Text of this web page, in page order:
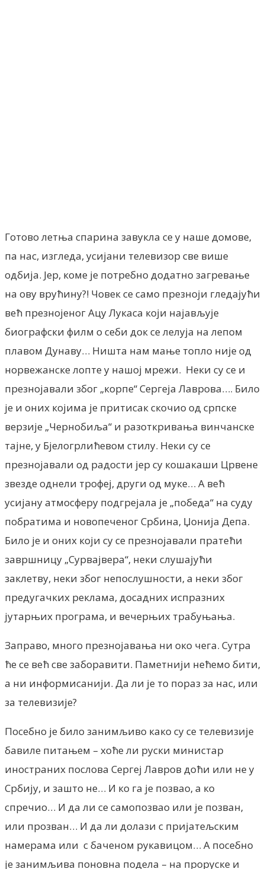
Готово летња спарина завукла се у наше домове,
па нас, изгледа, усијани телевизор све више
одбија. Јер, коме је потребно додатно загревање
на ову врућину?! Човек се само презноји гледајући
већ презнојеног Ацу Лукаса који најављује
биографски филм о себи док се лелуја на лепом
плавом Дунаву… Ништа нам мање топло није од
норвежанске лопте у нашој мрежи. Неки су се и
презнојавали због „корпе“ Сергеја Лаврова…. Било
је и оних којима је притисак скочио од српске
верзије „Чернобиља“ и разоткривања винчанске
тајне, у Бјелогрлићевом стилу. Неки су се
презнојавали од радости јер су кошакаши Црвене
звезде однели трофеј, други од муке… А већ
усијану атмосферу подгрејала је „победа“ на суду
побратима и новопеченог Србина, Џонија Депа.
Било је и оних који су се презнојавали пратећи
завршницу „Сурвајвера“, неки слушајући
заклетву, неки због непослушности, а неки због
предугачких реклама, досадних испразних
јутарњих програма, и вечерњих трабуњања.
Заправо, много презнојавања ни око чега. Сутра
ће се већ све заборавити. Паметнији нећемо бити,
а ни информисанији. Да ли је то пораз за нас, или
за телевизије?
Посебно је било занимљиво како су се телевизије
бавиле питањем – хоће ли руски министар
иностраних послова Сергеј Лавров доћи или не у
Србију, и зашто не… И ко га је позвао, а ко
спречио… И да ли се самопозвао или је позван,
или прозван… И да ли долази с пријатељским
намерама или с баченом рукавицом… А посебно
је занимљива поновна подела – на проруске и